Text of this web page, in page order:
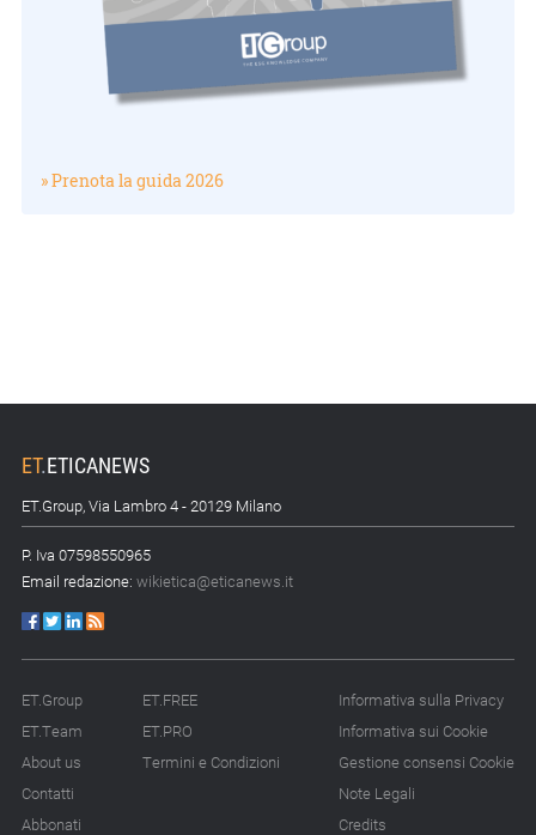
» Prenota la guida 2026
ET.ETICANEWS
ET.Group, Via Lambro 4 - 20129 Milano
P. Iva 07598550965
Email redazione: wikietica@eticanews.it
ET.Group
ET.Team
About us
Contatti
Abbonati
ET.FREE
ET.PRO
Termini e Condizioni
Informativa sulla Privacy
Informativa sui Cookie
Gestione consensi Cookie
Note Legali
Credits